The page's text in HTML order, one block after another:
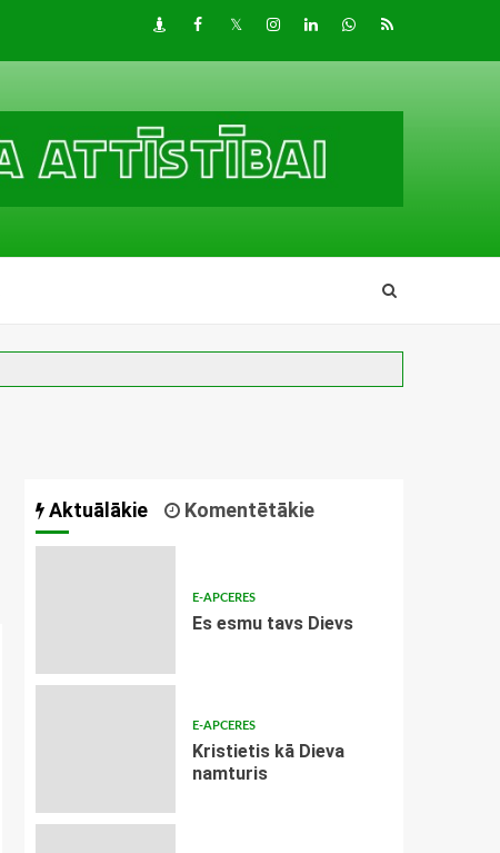
DraugiemFacebook
TwitterInstagram
LinkedInwhatsapp
RSS
Aktuālākie Komentētākie
E-APCERES
Es esmu tavs Dievs
E-APCERES
Kristietis kā Dieva
namturis